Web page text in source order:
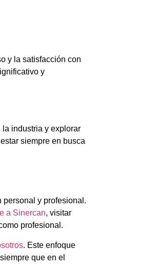
y la satisfacción con
y
industria y explorar
siempre en busca
y profesional.
a Sinercan, visitar
profesional.
. Este enfoque
que en el